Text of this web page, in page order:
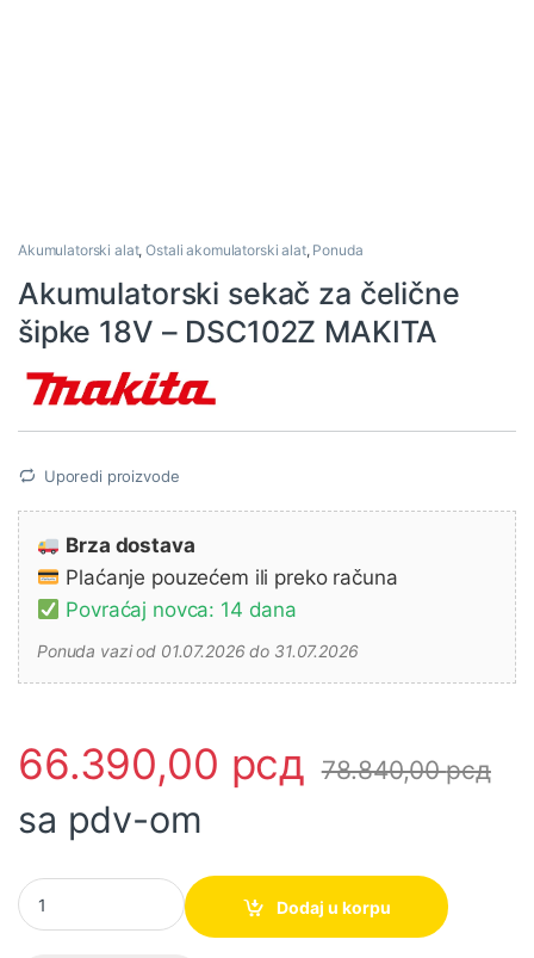
Akumulatorski alat,Ostali akomulatorski alat, Ponuda
Akumulatorski sekač za čelične
šipke 18V – DSC102Z MAKITA
Uporedi proizvode
Brza dostava
Plaćanje pouzećem ili preko računa
Povraćaj novca: 14 dana
Ponuda vazi od 01.07.2026 do 31.07.2026
66.390,00 рсд 78.840,00рсд
sa pdv-om
Akumulatorski sekač za čelične šipke 18V - DSC102Z MAKITA
Dodaj u korpu